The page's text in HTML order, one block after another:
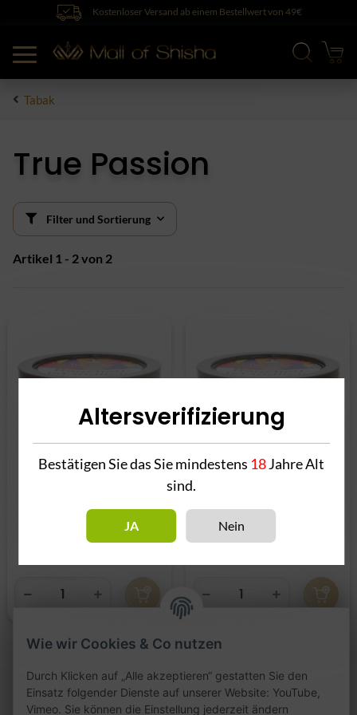
Kostenloser Versand ab einem Bestellwert von 49€
Tabak
True Passion
Filter und Sortierung
Artikel 1 - 2 von 2
* 109,90 €
Artikel 1 - 2 von 2
Wie wir Cookies & Co nutzen
Durch Klicken auf „Alle akzeptieren“ gestatten Sie den
Einsatz folgender Dienste auf unserer Website: YouTube,
Vimeo. Sie können die Einstellung jederzeit ändern
Altersverifizierung
Bestätigen Sie das Sie mindestens 18Jahre Alt
sind.
JA Nein